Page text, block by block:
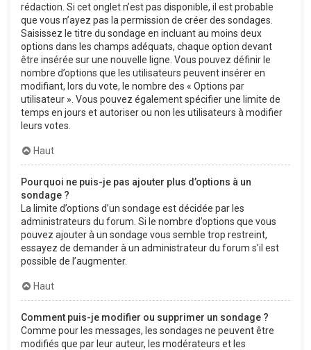
rédaction. Si cet onglet n’est pas disponible, il est probable
que vous n’ayez pas la permission de créer des sondages.
Saisissez le titre du sondage en incluant au moins deux
options dans les champs adéquats, chaque option devant
être insérée sur une nouvelle ligne. Vous pouvez définir le
nombre d’options que les utilisateurs peuvent insérer en
modifiant, lors du vote, le nombre des « Options par
utilisateur ». Vous pouvez également spécifier une limite de
temps en jours et autoriser ou non les utilisateurs à modifier
leurs votes.
Haut
Pourquoi ne puis-je pas ajouter plus d’options à un
sondage ?
La limite d’options d’un sondage est décidée par les
administrateurs du forum. Si le nombre d’options que vous
pouvez ajouter à un sondage vous semble trop restreint,
essayez de demander à un administrateur du forum s’il est
possible de l’augmenter.
Haut
Comment puis-je modifier ou supprimer un sondage ?
Comme pour les messages, les sondages ne peuvent être
modifiés que par leur auteur, les modérateurs et les